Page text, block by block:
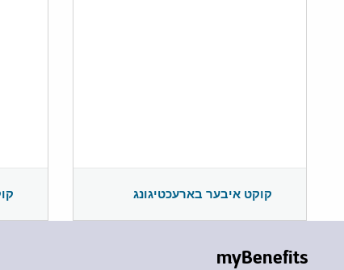
קוקט איבער בארעכטיגונג
myBenefits